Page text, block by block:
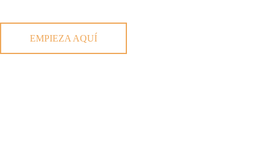
EMPIEZA AQUÍ